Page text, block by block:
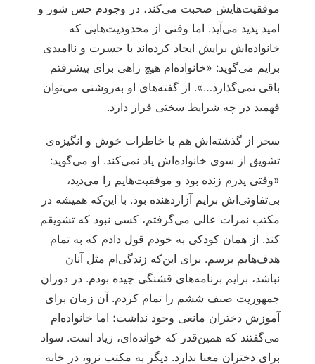
موفقیت‌هایش صحبت می‌کند، در وجودم حس شور و
امید پدید می‌آید. اما وقتی از محدودیت‌هایی که
خانواده‌اش برایش ایجاد کرده‌اند با حسرت و ناامیدی
برایم می‌گوید: «خانواده‌ام هیچ راهی برای پیشرفتم
باقی نمی‌گذارد…». از گفته‌های او به‌روشنی می‌توان
فهمید در چه شرایط سختی قرار دارد.
سحر از گذشته‌اش هم با خاطرات خوش و انگیزه‌ی
تشویق از سوی خانواده‌اش یاد نمی‌کند. او می‌گوید:
«وقتی پدرم زنده بود و موفقیت‌هایم را می‌دید،
بی‌تفاوتی‌اش برایم آزاردهنده بود. با این‌که همیشه در
مکتب نمرات عالی می‌گرفتم، کسی نبود که تشویقم
کند. از همان کودکی به خودم قول دادم که به تمام
هدف‌هایم برسم. برای این‌که زندگی‌ام مثل آنان
نباشد، برایم برنامه‌های قشنگی چیده بودم. در دوران
جمهوریت صنف ششم را تمام کردم. آن زمان برای
آموزش دختران مانعی وجود نداشت؛ اما خانواده‌ام
می‌گفتند که همین‌قدر که خوانده‌ای، زیاد است. سواد
برای دختران معنا ندارد. دیگر به مکتب نرو، در خانه